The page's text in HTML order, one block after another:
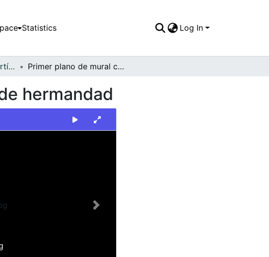
Statistics Log In
FCCV - Expresiones Artísticas - Patrimonial Primer plano de mural con representación de hermandad
hermandad
Next